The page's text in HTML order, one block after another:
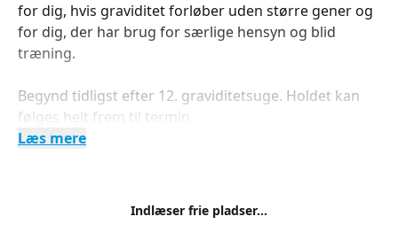
for dig, hvis graviditet forløber uden større gener og
for dig, der har brug for særlige hensyn og blid
træning.
Begynd tidligst efter 12. graviditetsuge. Holdet kan
følges helt frem til termin.
Læs mere
Indlæser frie pladser...